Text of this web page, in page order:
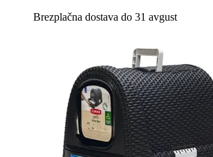
Brezplačna dostava do 31 avgust